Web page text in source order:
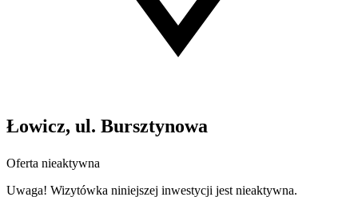
Łowicz, ul. Bursztynowa
Oferta nieaktywna
Uwaga! Wizytówka niniejszej inwestycji jest nieaktywna.